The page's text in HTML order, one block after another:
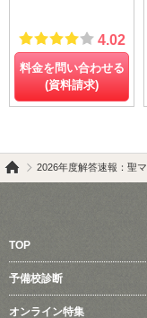
4.02
料金を問い合わせる
(資料請求)
2026年度解答速報：聖
TOP
予備校診断
オンライン特集